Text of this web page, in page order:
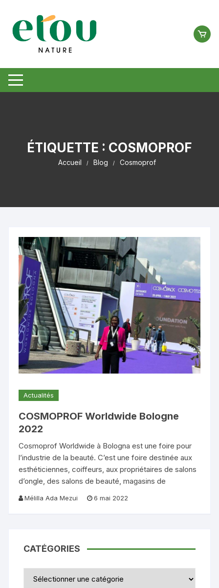
contenu
ÉTIQUETTE : COSMOPROF
Accueil Blog Cosmoprof
Actualités
COSMOPROF Worldwide Bologne
2022
Cosmoprof Worldwide à Bologna est une foire pour
l’industrie de la beauté. C’est une foire destinée aux
esthéticiennes, coiffeurs, aux propriétaires de salons
d’ongle, des salons de beauté, magasins de
Mélilla Ada Mezui 6 mai 2022
CATÉGORIES